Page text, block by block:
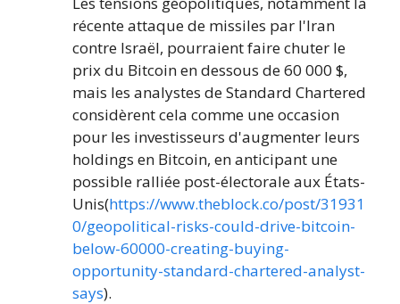
récente attaque de missiles par l'Iran
contre Israël, pourraient faire chuter le
prix du Bitcoin en dessous de 60 000 $,
mais les analystes de Standard Chartered
considèrent cela comme une occasion
pour les investisseurs d'augmenter leurs
holdings en Bitcoin, en anticipant une
possible ralliée post-électorale aux États-
Unis(https://www.theblock.co/post/31931
0/geopolitical-risks-could-drive-bitcoin-
below-60000-creating-buying-
opportunity-standard-chartered-analyst-
says).